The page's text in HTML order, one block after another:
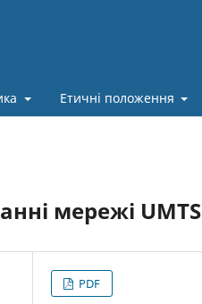
Етичні положення
мережі UMTS
PDF